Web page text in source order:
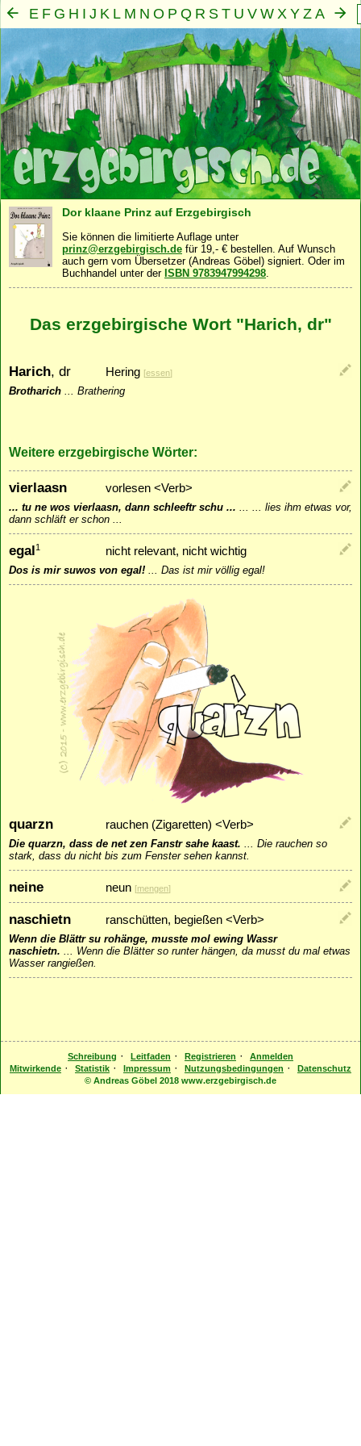
E F G H I J K L M N O P Q R S T U V W X Y Z A
B C D
Mensch
· Seele·Geist·Familie·Gemeinschaft·
Dor klaane Prinz auf Erzgebirgisch
Sie können die limitierte Auflage unter
prinz@erzgebirgisch.de für 19,- € bestellen. Auf Wunsch
auch gern vom Übersetzer (Andreas Göbel) signiert. Oder im
Buchhandel unter der ISBN 9783947994298.
Das erzgebirgische Wort "Harich, dr"
Harich, dr Hering [essen]
Brotharich ... Brathering
Weitere erzgebirgische Wörter:
vierlaasn vorlesen <Verb>
... tu ne wos vierlaasn, dann schleeftr schu ... ... ... lies ihm etwas vor,
dann schläft er schon ...
egal1 nicht relevant, nicht wichtig
Dos is mir suwos von egal! ... Das ist mir völlig egal!
quarzn rauchen (Zigaretten) <Verb>
Die quarzn, dass de net zen Fanstr sahe kaast. ... Die rauchen so
stark, dass du nicht bis zum Fenster sehen kannst.
neine neun [mengen]
naschietn ranschütten, begießen <Verb>
Wenn die Blättr su rohänge, musste mol ewing Wassr
naschietn. ... Wenn die Blätter so runter hängen, da musst du mal etwas
Wasser rangießen.
Schreibung · Leitfaden · Registrieren ·
Anmelden
Mitwirkende · Statistik · Impressum · Nutzungsbedingungen ·
Datenschutz
© Andreas Göbel 2018 www.erzgebirgisch.de